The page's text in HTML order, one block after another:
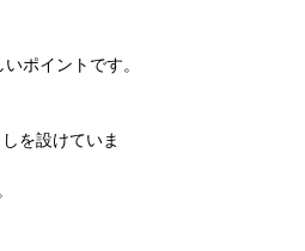
ポイントです。
を設けていま